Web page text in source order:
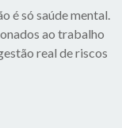
é só saúde mental.
ao trabalho
real de riscos